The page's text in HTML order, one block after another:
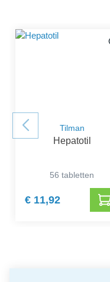
Tilman
Hepatotil
56 tabletten
€ 11,92